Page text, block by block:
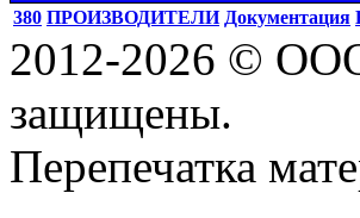
380 ПРОИЗВОДИТЕЛИ Документация
2012-2026 ©
защищены.
Перепечатка